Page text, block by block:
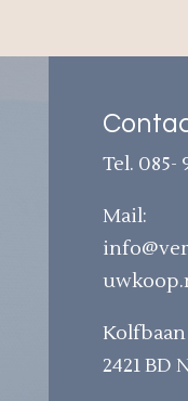
Tel. 085-
Mail:
Kolfbaan
2421 BD